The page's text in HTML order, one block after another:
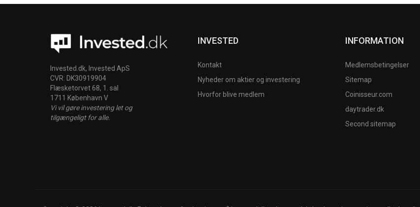
Invested.dk, Invested ApS
CVR: DK30919904
Flæsketorvet 68, 1. sal
1711 København V
Vi vil gøre investering let og
tilgængeligt for alle.
INVESTED
Kontakt
Nyheder om aktier og investering
Hvorfor blive medlem
INFORMATION
Medlemsbetingelser
Sitemap
Coinisseur.com
daytrader.dk
Second sitemap